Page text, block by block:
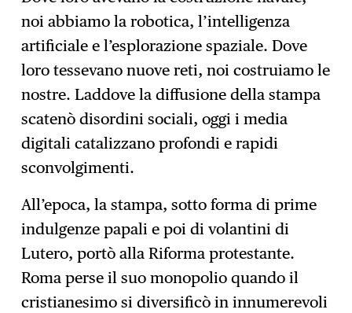
noi abbiamo la robotica, l’intelligenza
artificiale e l’esplorazione spaziale. Dove
loro tessevano nuove reti, noi costruiamo le
nostre. Laddove la diffusione della stampa
scatenò disordini sociali, oggi i media
digitali catalizzano profondi e rapidi
sconvolgimenti.
All’epoca, la stampa, sotto forma di prime
indulgenze papali e poi di volantini di
Lutero, portò alla Riforma protestante.
Roma perse il suo monopolio quando il
cristianesimo si diversificò in innumerevoli